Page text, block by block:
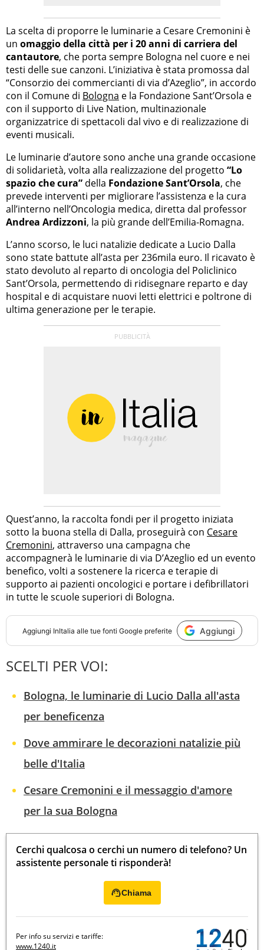
La scelta di proporre le luminarie a Cesare Cremonini è
un omaggio della città per i 20 anni di carriera del
cantautore, che porta sempre Bologna nel cuore e nei
testi delle sue canzoni. L’iniziativa è stata promossa dal
“Consorzio dei commercianti di via d’Azeglio”, in accordo
con il Comune di Bologna e la Fondazione Sant’Orsola e
con il supporto di Live Nation, multinazionale
organizzatrice di spettacoli dal vivo e di realizzazione di
eventi musicali.
Le luminarie d’autore sono anche una grande occasione
di solidarietà, volta alla realizzazione del progetto “Lo
spazio che cura” della Fondazione Sant’Orsola, che
prevede interventi per migliorare l’assistenza e la cura
all’interno nell’Oncologia medica, diretta dal professor
Andrea Ardizzoni, la più grande dell’Emilia-Romagna.
L’anno scorso, le luci natalizie dedicate a Lucio Dalla
sono state battute all’asta per 236mila euro. Il ricavato è
stato devoluto al reparto di oncologia del Policlinico
Sant’Orsola, permettendo di ridisegnare reparto e day
hospital e di acquistare nuovi letti elettrici e poltrone di
ultima generazione per le terapie.
Quest’anno, la raccolta fondi per il progetto iniziata
sotto la buona stella di Dalla, proseguirà con Cesare
Cremonini, attraverso una campagna che
accompagnerà le luminarie di via D’Azeglio ed un evento
benefico, volti a sostenere la ricerca e terapie di
supporto ai pazienti oncologici e portare i defibrillatori
in tutte le scuole superiori di Bologna.
Aggiungi InItalia alle tue fonti Google preferite Aggiungi
SCELTI PER VOI:
Bologna, le luminarie di Lucio Dalla all'asta
per beneficenza
Dove ammirare le decorazioni natalizie più
belle d'Italia
Cesare Cremonini e il messaggio d'amore
per la sua Bologna
Cerchi qualcosa o cerchi un numero di telefono? Un
assistente personale ti risponderà!
Chiama
Per info su servizi e tariffe:
www.1240.it